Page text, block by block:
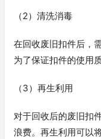
（2）清洗消毒
在回收废旧扣件后，
为了保证扣件的使用
（3）再生利用
对于回收后的废旧扣
浪费。再生利用可以